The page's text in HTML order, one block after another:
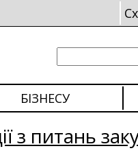
БІЗНЕСУ
з питань